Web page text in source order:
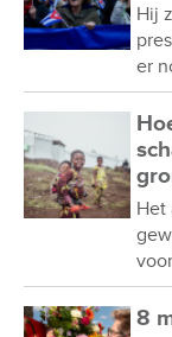
Hij
er
Het
8